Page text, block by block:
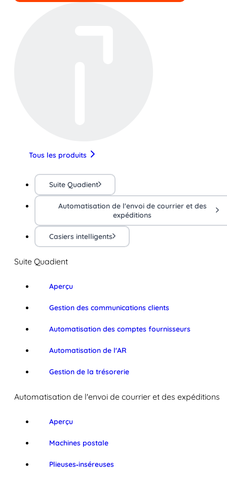
Tous les produits
Suite Quadient
Automatisation de l'envoi de courrier et des
expéditions
Casiers intelligents
Suite Quadient
Aperçu
Gestion des communications clients
Automatisation des comptes fournisseurs
Automatisation de l'AR
Gestion de la trésorerie
Automatisation de l'envoi de courrier et des expéditions
Aperçu
Machines postale
Plieuses‑inséreuses